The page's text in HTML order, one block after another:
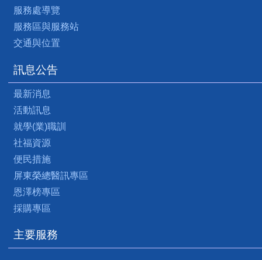
服務處導覽
服務區與服務站
交通與位置
訊息公告
最新消息
活動訊息
就學(業)職訓
社福資源
便民措施
屏東榮總醫訊專區
恩澤榜專區
採購專區
主要服務